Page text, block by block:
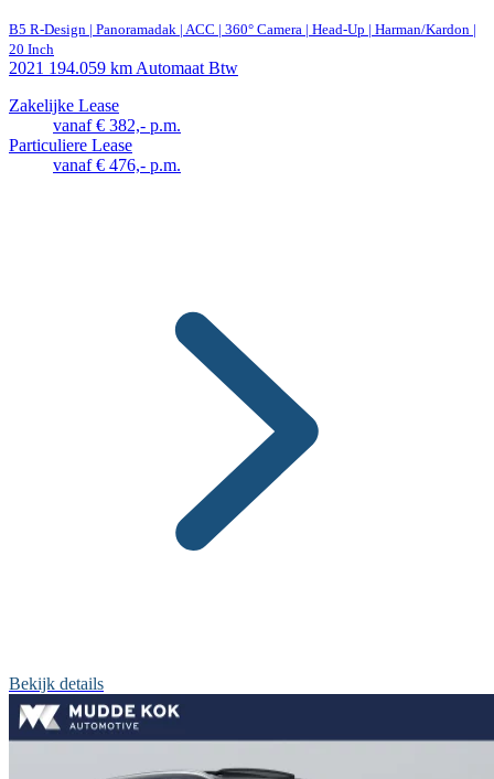
B5 R-Design | Panoramadak | ACC | 360° Camera | Head-Up | Harman/Kardon |
20 Inch
2021 194.059 km Automaat Btw
Zakelijke Lease
vanaf € 382,- p.m.
Particuliere Lease
vanaf € 476,- p.m.
Bekijk details